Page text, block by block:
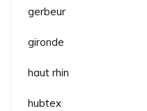
gerbeur
gironde
haut rhin
hubtex